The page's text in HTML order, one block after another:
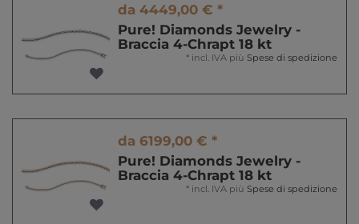
da 4449,00 € *
Pure! Diamonds Jewelry -
Braccia 4-Chrapt 18 kt
* incl. IVA più Spese di spedizione
da 6199,00 € *
Pure! Diamonds Jewelry -
Braccia 4-Chrapt 18 kt
* incl. IVA più Spese di spedizione